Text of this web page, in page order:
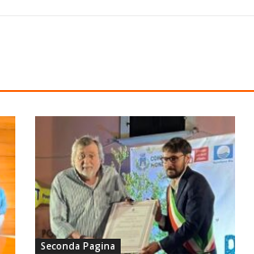
Seconda Pagina